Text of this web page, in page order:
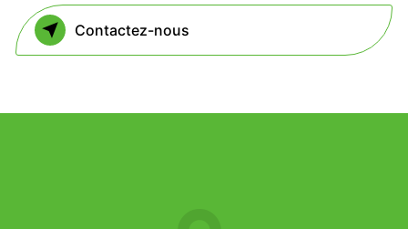
Contactez-nous